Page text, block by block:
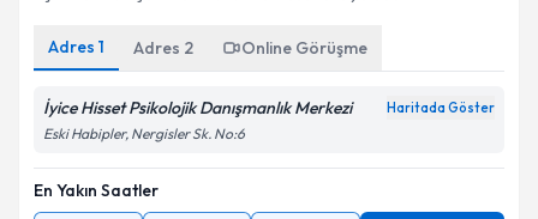
Adres 1 Adres 2 Online Görüşme
İyice Hisset Psikolojik Danışmanlık Merkezi Haritada Göster
Eski Habipler, Nergisler Sk. No:6
En Yakın Saatler